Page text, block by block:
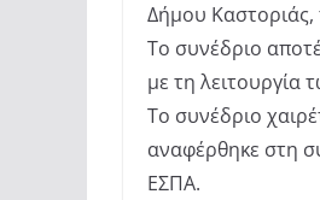
Δήμου Καστοριάς,
Το συνέδριο
με τη λειτουργία
Το συνέδριο
αναφέρθηκε στη
ΕΣΠΑ.